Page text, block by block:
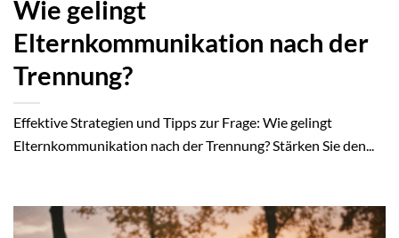
Wie gelingt
Elternkommunikation nach der
Trennung?
Effektive Strategien und Tipps zur Frage: Wie gelingt
Elternkommunikation nach der Trennung? Stärken Sie den...